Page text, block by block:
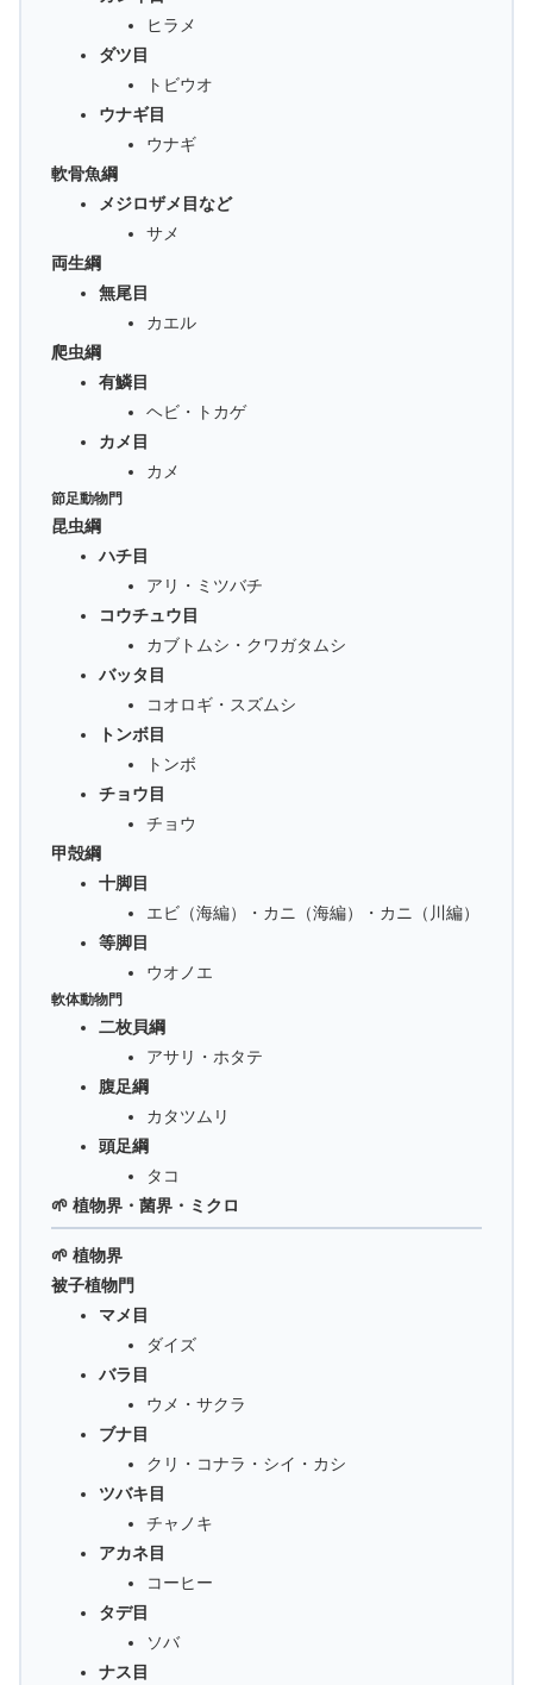
ヒラメ
ダツ目
トビウオ
ウナギ目
ウナギ
軟骨魚綱
メジロザメ目など
サメ
両生綱
無尾目
カエル
爬虫綱
有鱗目
ヘビ・トカゲ
カメ目
カメ
節足動物門
昆虫綱
ハチ目
アリ・ミツバチ
コウチュウ目
カブトムシ・クワガタムシ
バッタ目
コオロギ・スズムシ
トンボ目
トンボ
チョウ目
チョウ
甲殻綱
十脚目
エビ（海編）・カニ（海編）・カニ（川編）
等脚目
ウオノエ
軟体動物門
二枚貝綱
アサリ・ホタテ
腹足綱
カタツムリ
頭足綱
タコ
🌱 植物界・菌界・ミクロ
🌱 植物界
被子植物門
マメ目
ダイズ
バラ目
ウメ・サクラ
ブナ目
クリ・コナラ・シイ・カシ
ツバキ目
チャノキ
アカネ目
コーヒー
タデ目
ソバ
ナス目